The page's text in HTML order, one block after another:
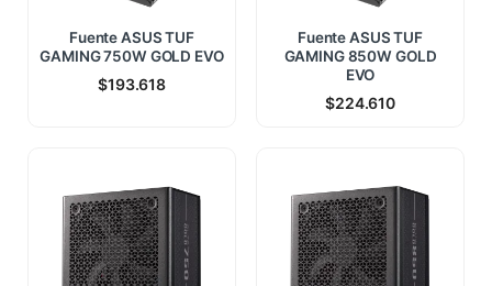
Fuente ASUS TUF
GAMING 750W GOLD EVO
$193.618
Fuente ASUS TUF
GAMING 850W GOLD
EVO
$224.610